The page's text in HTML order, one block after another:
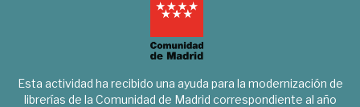
Esta actividad ha recibido una ayuda para la modernización de
librerías de la Comunidad de Madrid correspondiente al año